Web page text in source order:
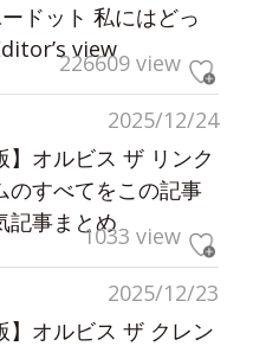
ドット 私にはどっ
view
226609 view
2025/12/24
】オルビス ザ リンク
のすべてをこの記事
記事まとめ1033 view
2025/12/23
】オルビス ザ クレン